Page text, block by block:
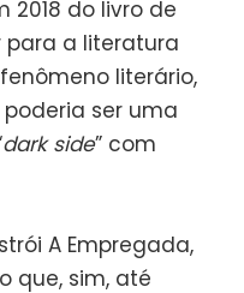
do livro de
para a literatura
literário,
ser uma
dark side” com
A Empregada,
que, sim, até